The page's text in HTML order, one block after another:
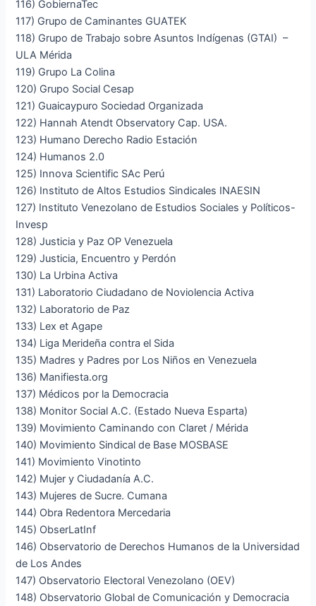
116) GobiernaTec
117) Grupo de Caminantes GUATEK
118) Grupo de Trabajo sobre Asuntos Indígenas (GTAI) –
ULA Mérida
119) Grupo La Colina
120) Grupo Social Cesap
121) Guaicaypuro Sociedad Organizada
122) Hannah Atendt Observatory Cap. USA.
123) Humano Derecho Radio Estación
124) Humanos 2.0
125) Innova Scientific SAc Perú
126) Instituto de Altos Estudios Sindicales INAESIN
127) Instituto Venezolano de Estudios Sociales y Políticos-
Invesp
128) Justicia y Paz OP Venezuela
129) Justicia, Encuentro y Perdón
130) La Urbina Activa
131) Laboratorio Ciudadano de Noviolencia Activa
132) Laboratorio de Paz
133) Lex et Agape
134) Liga Merideña contra el Sida
135) Madres y Padres por Los Niños en Venezuela
136) Manifiesta.org
137) Médicos por la Democracia
138) Monitor Social A.C. (Estado Nueva Esparta)
139) Movimiento Caminando con Claret / Mérida
140) Movimiento Sindical de Base MOSBASE
141) Movimiento Vinotinto
142) Mujer y Ciudadanía A.C.
143) Mujeres de Sucre. Cumana
144) Obra Redentora Mercedaria
145) ObserLatInf
146) Observatorio de Derechos Humanos de la Universidad
de Los Andes
147) Observatorio Electoral Venezolano (OEV)
148) Observatorio Global de Comunicación y Democracia